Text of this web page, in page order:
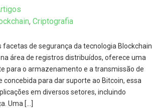
, Criptografia
de segurança da tecnologia Blockchain
área de registros distribuídos, oferece uma
para o armazenamento e a transmissão de
concebida para dar suporte ao Bitcoin, essa
em diversos setores, incluindo
Uma […]